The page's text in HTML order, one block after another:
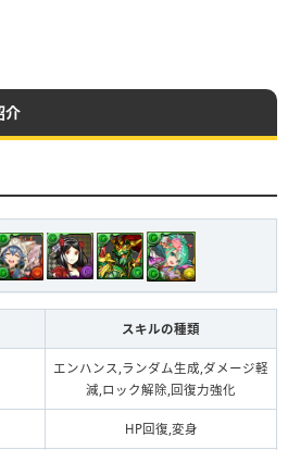
介
スキルの種類
エンハンス,ランダム生成,ダメージ軽
減,ロック解除,回復力強化
HP回復,変身